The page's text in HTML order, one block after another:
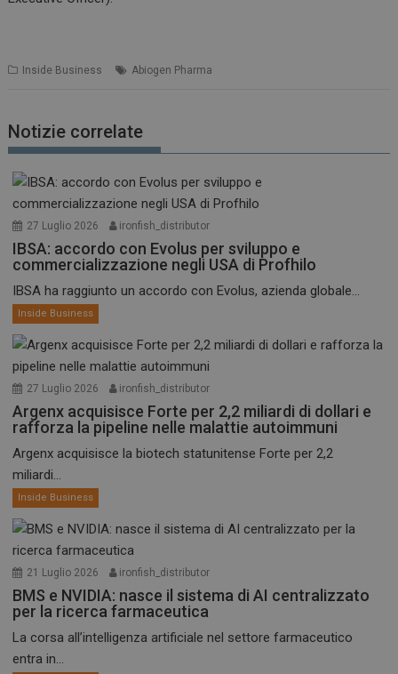
Inside Business Abiogen Pharma
Notizie correlate
27 Luglio 2026 ironfish_distributor
IBSA: accordo con Evolus per sviluppo e
commercializzazione negli USA di Profhilo
IBSA ha raggiunto un accordo con Evolus, azienda globale...
Inside Business
27 Luglio 2026 ironfish_distributor
Argenx acquisisce Forte per 2,2 miliardi di dollari e
rafforza la pipeline nelle malattie autoimmuni
Argenx acquisisce la biotech statunitense Forte per 2,2
miliardi...
Inside Business
21 Luglio 2026 ironfish_distributor
BMS e NVIDIA: nasce il sistema di AI centralizzato
per la ricerca farmaceutica
La corsa all’intelligenza artificiale nel settore farmaceutico
entra in...